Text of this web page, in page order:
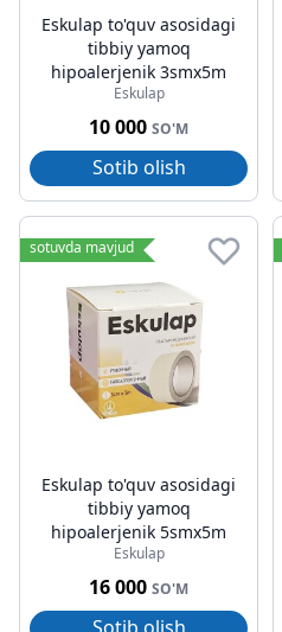
Eskulap to'quv asosidagi
tibbiy yamoq
hipoalerjenik 3smx5m
Eskulap
10 000 SO'M
Sotib olish
sotuvda mavjud
Eskulap to'quv asosidagi
tibbiy yamoq
hipoalerjenik 5smx5m
Eskulap
16 000 SO'M